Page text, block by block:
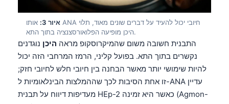
איור 3:
אותו ANA חיובי יכול להעיד על דברים שונים מאוד, תלוי
היכן מופיעה הפלואורסצנציה בתוך התא.
התבנית חשובה משום שהמיקרוסקופ מראה היכן נוגדנים
נקשרים בתוך התא. בפועל קליני, הרמז המרחבי הזה יכול
להיות שימושי יותר מאשר הבחנה בין חיובי חלש לחיובי חזק;
זו אחת הסיבות לכך שההמלצות הבינלאומיות ל-ANA עדיין
מעדיפות דיווח על תבנית HEp-2 כאשר היא זמינה (Agmon-